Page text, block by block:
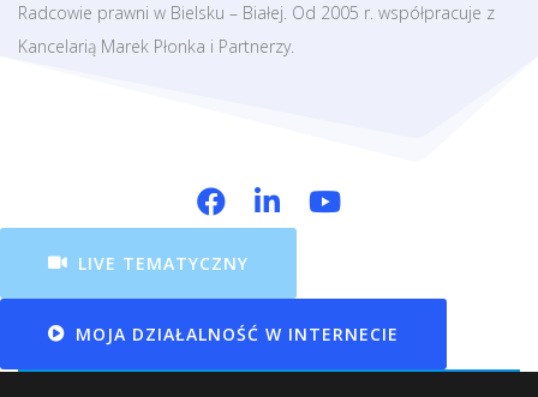
Radcowie prawni w Bielsku – Białej. Od 2005 r. współpracuje z
Kancelarią Marek Płonka i Partnerzy.
LIVE TEMATYCZNY
MOJA DZIAŁALNOŚĆ W INTERNECIE